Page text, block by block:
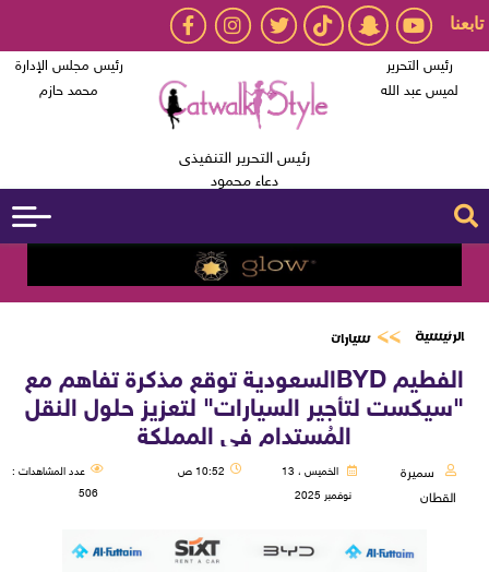
تابعنا
رئيس التحرير
لميس عبد الله
رئيس التحرير التنفيذى
دعاء محمود
رئيس مجلس الإدارة
محمد حازم
الرئيسية سيارات
الفطيم BYDالسعودية توقع مذكرة تفاهم مع
"سيكست لتأجير السيارات" لتعزيز حلول النقل
المُستدام في المملكة
سميرة
القطان
الخميس ، 13
نوفمبر 2025
10:52 ص
عدد المشاهدات :
506